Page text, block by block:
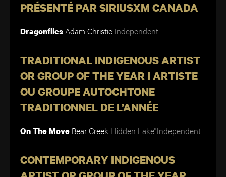
PRÉSENTÉ PAR SIRIUSXM CANADA
Dragonflies Adam Christie Independent
TRADITIONAL INDIGENOUS ARTIST
OR GROUP OF THE YEAR I ARTISTE
OU GROUPE AUTOCHTONE
TRADITIONNEL DE L’ANNÉE
On The Move Bear Creek Hidden Lake*Independent
CONTEMPORARY INDIGENOUS